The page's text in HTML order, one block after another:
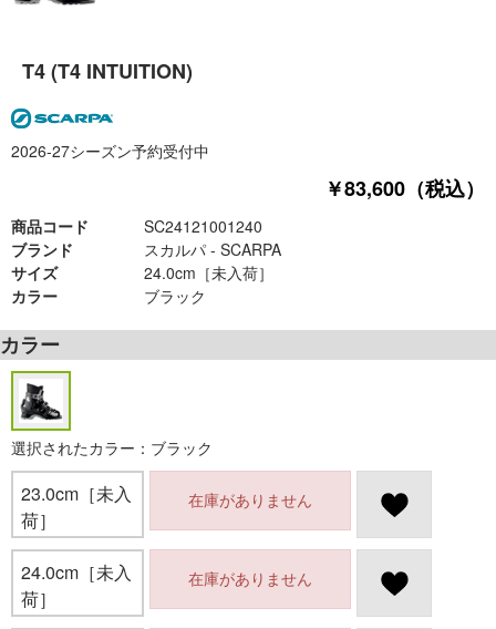
T4 (T4 INTUITION)
2026-27シーズン予約受付中
￥83,600（税込）
商品コード
SC24121001240
ブランド
スカルパ - SCARPA
サイズ
24.0cm［未入荷］
カラー
ブラック
カラー
選択されたカラー：ブラック
23.0cm［未入
荷］
在庫がありません
24.0cm［未入
荷］
在庫がありません